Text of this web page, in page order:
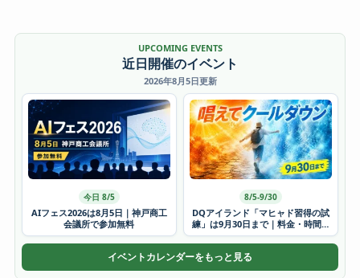
UPCOMING EVENTS
近日開催のイベント
2026年8月5日更新
今日 8/5
AIフェス2026は8月5日｜神戸商工
会議所で参加無料
8/5-9/30
DQアイランド「マヒャド習得の試
練」は9月30日まで｜料金・時間・
かき氷
イベントカレンダーをもっと見る